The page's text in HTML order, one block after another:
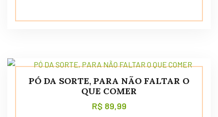
PÓ DA SORTE, PARA NÃO FALTAR O
QUE COMER
R$ 89,99